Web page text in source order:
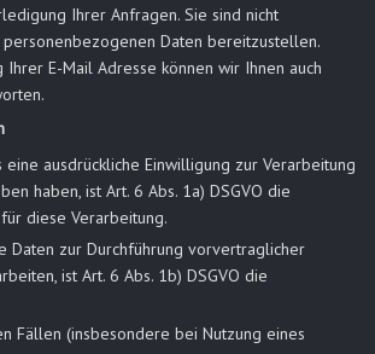
Ihrer Anfragen. Sie sind nicht
Daten bereitzustellen.
E-Mail Adresse können wir Ihnen auch
eine ausdrückliche Einwilligung zur Verarbeitung
haben, ist Art. 6 Abs. 1a) DSGVO die
diese Verarbeitung.
Daten zur Durchführung vorvertraglicher
ist Art. 6 Abs. 1b) DSGVO die
Fällen (insbesondere bei Nutzung eines